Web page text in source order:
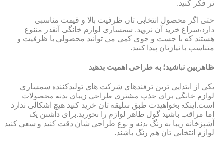
تر فکر کنید.
حتی اگر محصول انتخابی تان ظرفیت بالا و قیمت مناسبی
دارد،سراغ خرید آن نروید. سمساری لوازم خانگی آنقدر متنوع
هستند که با جست و جوی کمی می توانید محصولی با ظرفیت و
متناسب با نیازتان پیدا کنید.
ظاهربین نباشید؛ به طراحی اهمیت بدهید
یکی از ابتدایی ترین ترفندهای شرکت های تولیدکننده سمساری
لوازم خانگی برای جذب مشتری طراحی زیبای بدنه محصولات
است.اینکه بخواهیدت طبق سلیقه تان خرید کنید هیچ اشکالی ندارد
اما مراقب باشید گول ظاهر لوازم را نخورید.برای داشتن یک
آشپزخانه زیبا به رنگ بدنه و نوع طراحی شان دقت کنید و سعی کنید
لوازم انتخابی تان هم رنگ باشند.